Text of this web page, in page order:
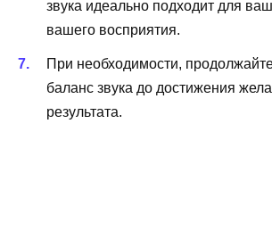
звука идеально подходит для
вашего восприятия.
При необходимости,
баланс звука до достижения
результата.